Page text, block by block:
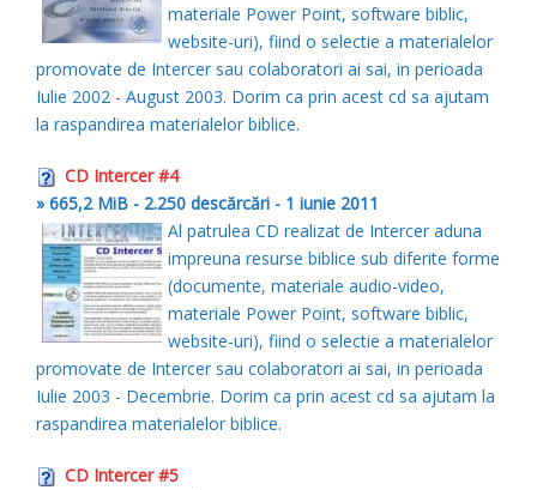
materiale Power Point, software biblic,
website-uri), fiind o selectie a materialelor
promovate de Intercer sau colaboratori ai sai, in perioada
Iulie 2002 - August 2003. Dorim ca prin acest cd sa ajutam
la raspandirea materialelor biblice.
CD Intercer #4
» 665,2 MiB - 2.250 descărcări - 1 iunie 2011
Al patrulea CD realizat de Intercer aduna
impreuna resurse biblice sub diferite forme
(documente, materiale audio-video,
materiale Power Point, software biblic,
website-uri), fiind o selectie a materialelor
promovate de Intercer sau colaboratori ai sai, in perioada
Iulie 2003 - Decembrie. Dorim ca prin acest cd sa ajutam la
raspandirea materialelor biblice.
CD Intercer #5